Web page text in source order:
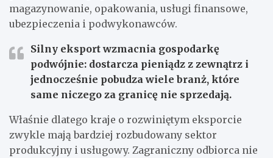
magazynowanie, opakowania, usługi finansowe,
ubezpieczenia i podwykonawców.
Silny eksport wzmacnia gospodarkę
podwójnie: dostarcza pieniądz z zewnątrz i
jednocześnie pobudza wiele branż, które
same niczego za granicę nie sprzedają.
Właśnie dlatego kraje o rozwiniętym eksporcie
zwykle mają bardziej rozbudowany sektor
produkcyjny i usługowy. Zagraniczny odbiorca nie